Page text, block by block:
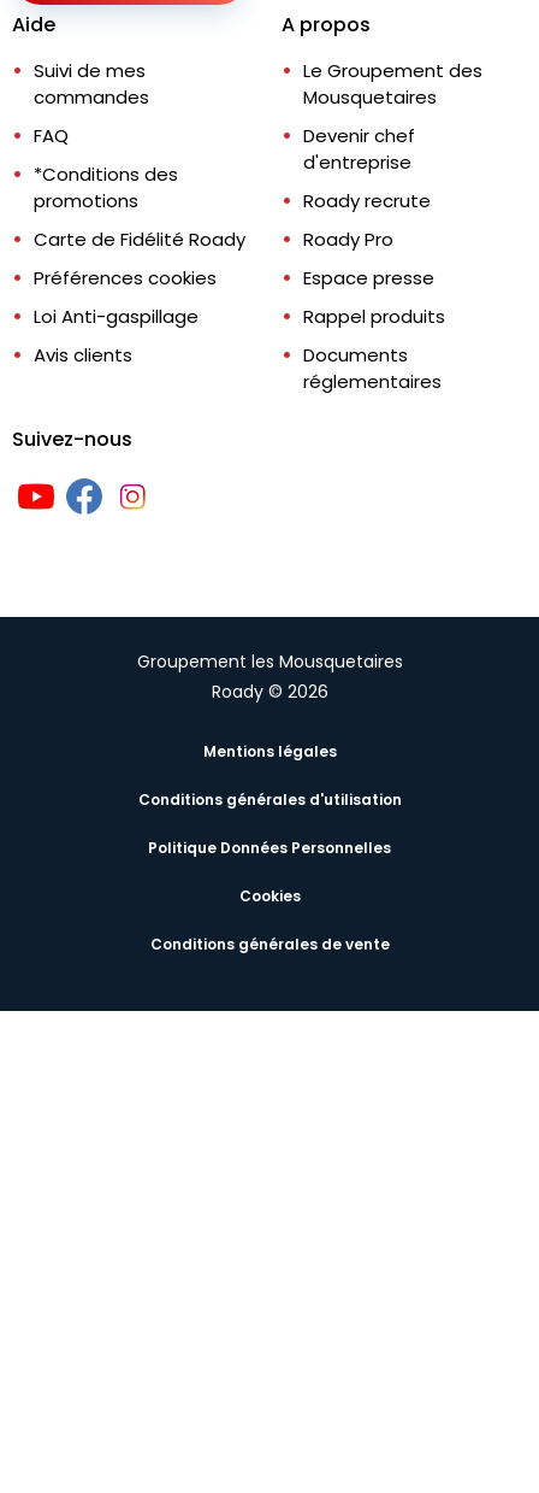
Aide
Suivi de mes
commandes
FAQ
*Conditions des
promotions
Carte de Fidélité Roady
Préférences cookies
Loi Anti-gaspillage
Avis clients
A propos
Le Groupement des
Mousquetaires
Devenir chef
d'entreprise
Roady recrute
Roady Pro
Espace presse
Rappel produits
Documents
réglementaires
Suivez-nous
Groupement les Mousquetaires
Roady © 2026
Mentions légales
Conditions générales d'utilisation
Politique Données Personnelles
Cookies
Conditions générales de vente